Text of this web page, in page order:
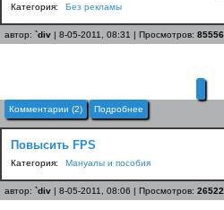
Категория: Без рекламы
автор: `div | 8-05-2011, 08:31 | Просмотров: 85556
Комментарии (2) Подробнее
Повысить FPS
Категория: Мануалы и пособия
автор: `div | 8-05-2011, 08:06 | Просмотров: 26522